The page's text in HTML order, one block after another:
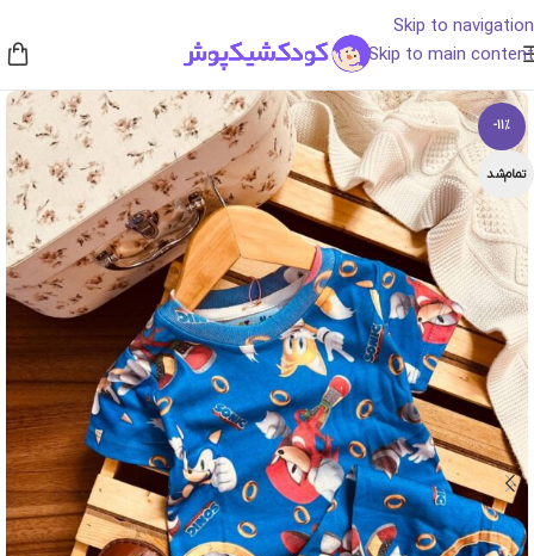
Skip to navigation
Skip to main content
-11%
تمام‌شد